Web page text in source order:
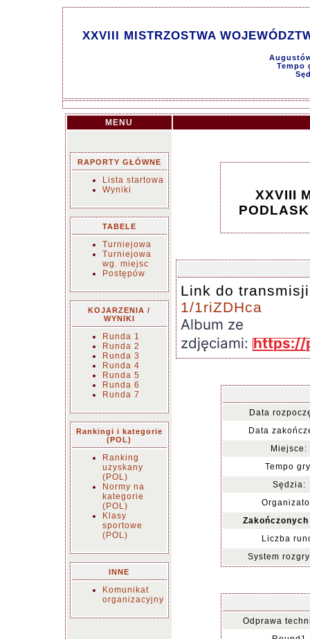
XXVIII MISTRZOSTWA
Tempo
MENU
RAPORTY GŁÓWNE
Lista startowa
Wyniki
TABELE
Turniejowa
Turniejowa
wg. miejsc
Postępów
KOJARZENIA /
WYNIKI
Runda 1
Runda 2
Runda 3
Runda 4
Runda 5
Runda 6
Runda 7
Rankingi i kategorie
(POL)
Ranking
uzyskany
(POL)
Normy na
kategorie
(POL)
Klasy
sportowe
(POL)
INNE
Komunikat
organizacyjny
XXVIII
Link do
1/1riZDHca
Album ze
zdjęciami: https://
Data
Data
Miejsce:
Tempo
Sędzia:
Liczba
System
Odprawa